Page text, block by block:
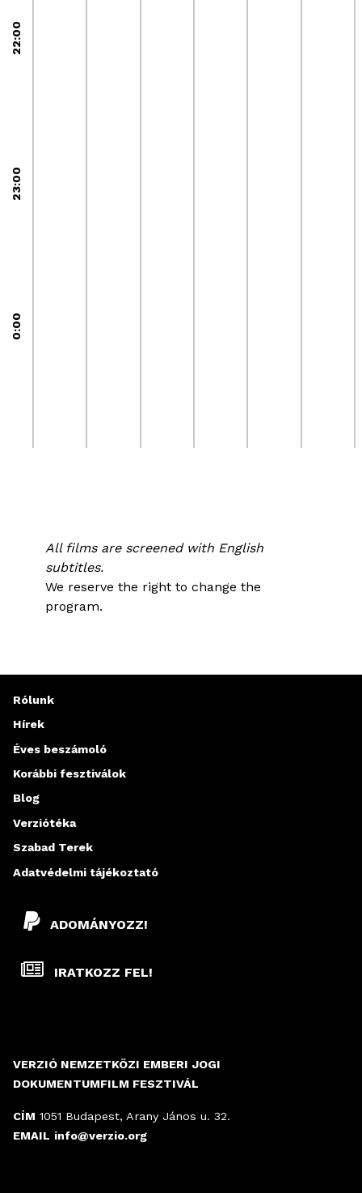
22:00
23:00
0:00
All films are screened with English
subtitles.
We reserve the right to change the
program.
VERZIÓ NEMZETKÖZI EMBERI JOGI
DOKUMENTUMFILM FESZTIVÁL
CÍM 1051 Budapest, Arany János u. 32.
EMAIL info@verzio.org
ADOMÁNYOZZ!
IRATKOZZ FEL!
Rólunk
Hírek
Éves beszámoló
Korábbi fesztiválok
Blog
Verziótéka
Szabad Terek
Adatvédelmi tájékoztató